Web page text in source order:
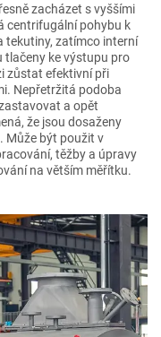
zacházet s vyššími
centrifugální pohybu k
tekutiny, zatímco interní
tlačeny ke výstupu pro
zůstat efektivní při
Nepřetržitá podoba
a opět
že jsou dosaženy
Může být použit v
těžby a úpravy
na větším měřítku.